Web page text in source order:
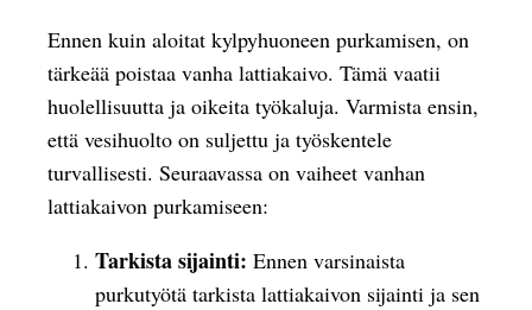
Ennen kuin aloitat kylpyhuoneen purkamisen, on
tärkeää poistaa vanha lattiakaivo. Tämä vaatii
huolellisuutta ja oikeita työkaluja. Varmista ensin,
että vesihuolto on suljettu ja työskentele
turvallisesti. Seuraavassa on vaiheet vanhan
lattiakaivon purkamiseen:
Tarkista sijainti: Ennen varsinaista
purkutyötä tarkista lattiakaivon sijainti ja sen